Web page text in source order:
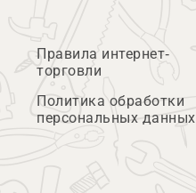
Правила интернет-
торговли
Политика обработки
персональных данных